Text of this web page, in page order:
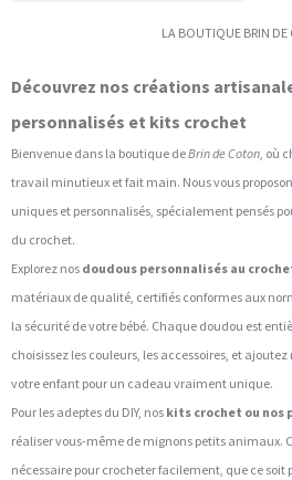
LA BOUTIQUE BRIN DE
Découvrez nos créations
personnalisés et kits crochet
Bienvenue dans la boutique deBrin de Coton, où
travail minutieux et fait main. Nous vous
uniques et personnalisés, spécialement pensés
du crochet.
Explorez nos doudous personnalisés au
matériaux de qualité, certifiés conformes aux
la sécurité de votre bébé. Chaque doudou est
choisissez les couleurs, les accessoires, et
votre enfant pour un cadeau vraiment unique.
Pour les adeptes du DIY, nos kits crochet ou nos
réaliser vous-même de mignons petits animaux.
nécessaire pour crocheter facilement, que ce soit